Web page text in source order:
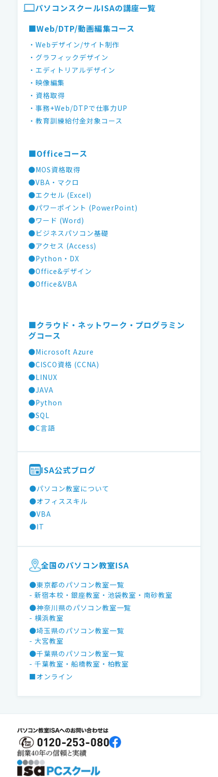
パソコンスクールISAの講座一覧
■Web/DTP/動画編集コース
・Webデザイン/サイト制作
・グラフィックデザイン
・エディトリアルデザイン
・映像編集
・資格取得
・事務+Web/DTPで仕事力UP
・教育訓練給付金対象コース
■Officeコース
●MOS資格取得
●VBA・マクロ
●エクセル (Excel)
●パワーポイント (PowerPoint)
●ワード (Word)
●ビジネスパソコン基礎
●アクセス (Access)
●Python・DX
●Office&デザイン
●Office&VBA
■クラウド・ネットワーク・プログラミン
グコース
●Microsoft Azure
●CISCO資格 (CCNA)
●LINUX
●JAVA
●Python
●SQL
●C言語
ISA公式ブログ
●パソコン教室について
●オフィススキル
●VBA
●IT
全国のパソコン教室ISA
●東京都のパソコン教室一覧
- 新宿本校 ・銀座教室 ・池袋教室 ・南砂教室
●神奈川県のパソコン教室一覧
- 横浜教室
●埼玉県のパソコン教室一覧
- 大宮教室
●千葉県のパソコン教室一覧
- 千葉教室 ・船橋教室 ・柏教室
■オンライン